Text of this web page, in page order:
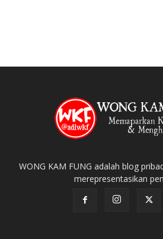
WONG KAM FUNG adalah blog
merepresentasikan